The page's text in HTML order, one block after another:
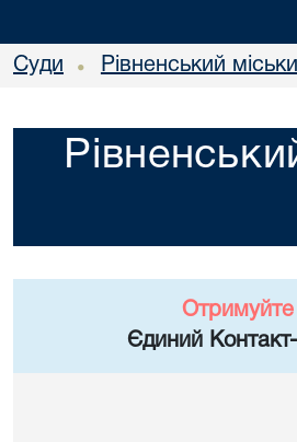
Суди • Рівненський
Отримуйте
Єдиний